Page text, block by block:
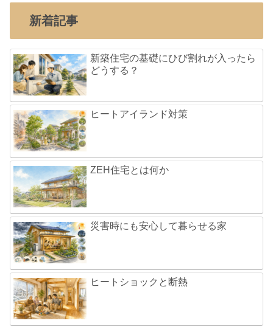
新着記事
新築住宅の基礎にひび割れが入ったら
どうする？
ヒートアイランド対策
ZEH住宅とは何か
災害時にも安心して暮らせる家
ヒートショックと断熱